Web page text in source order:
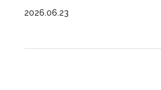
2026.06.23